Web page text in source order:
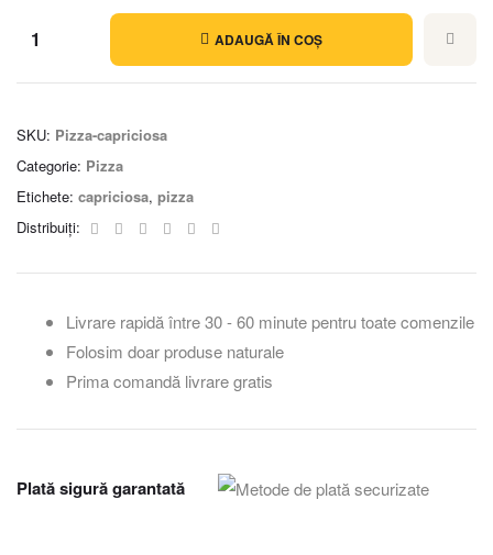
ADAUGĂ ÎN COȘ
SKU: Pizza-capriciosa
Categorie: Pizza
Etichete: capriciosa, pizza
Distribuiți:
Facebook
TwitterLinkedinGoogle+Pinterest
Livrare rapidă între 30 - 60 minute pentru toate comenzile
Folosim doar produse naturale
Prima comandă livrare gratis
Plată sigură garantată